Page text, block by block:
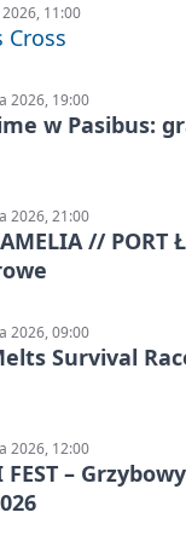
11:00
Cross
2026, 19:00
w Pasibus:
2026, 21:00
// PORT
2026, 09:00
Survival
2026, 12:00
FEST –